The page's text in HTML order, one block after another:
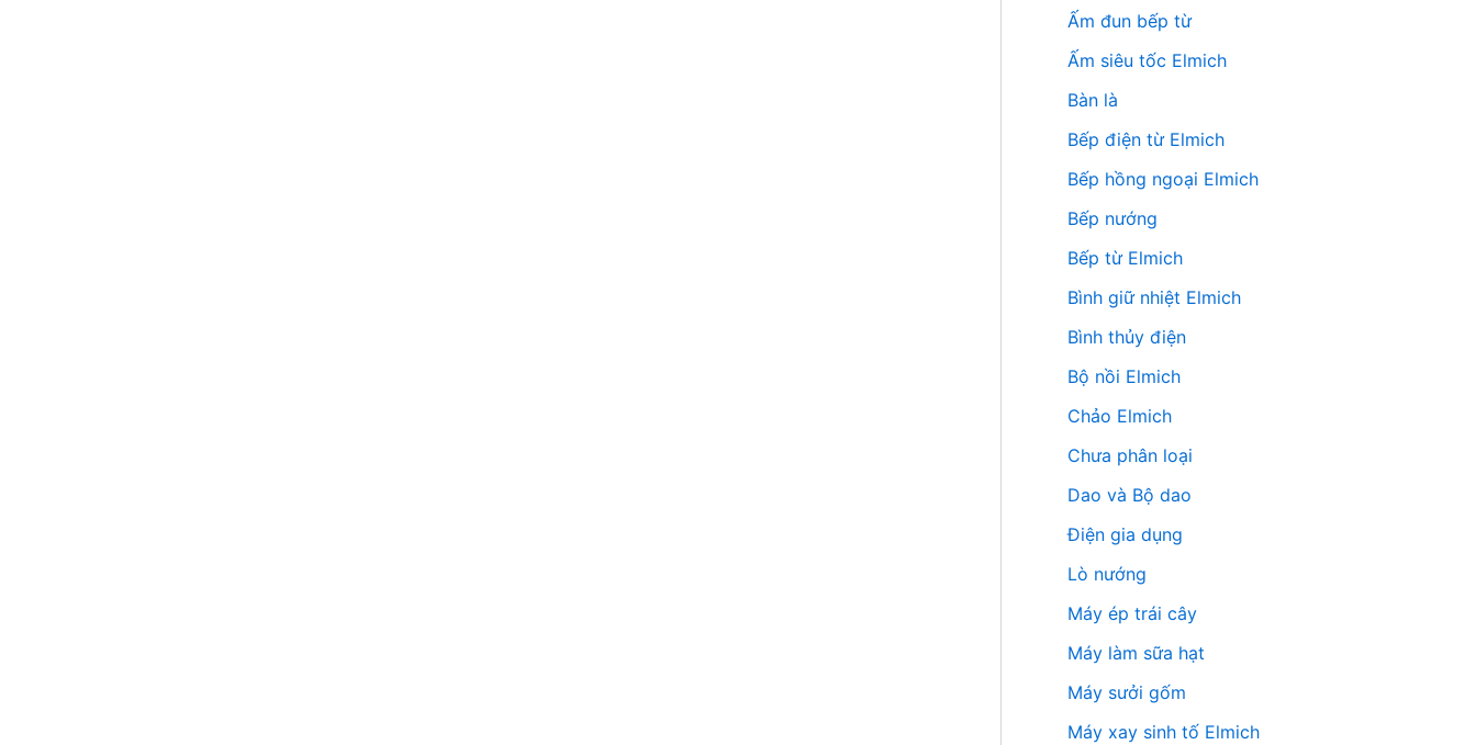
Ấm đun bếp từ
Ấm siêu tốc Elmich
Bàn là
Bếp điện từ Elmich
Bếp hồng ngoại Elmich
Bếp nướng
Bếp từ Elmich
Bình giữ nhiệt Elmich
Bình thủy điện
Bộ nồi Elmich
Chảo Elmich
Chưa phân loại
Dao và Bộ dao
Điện gia dụng
Lò nướng
Máy ép trái cây
Máy làm sữa hạt
Máy sưởi gốm
Máy xay sinh tố Elmich